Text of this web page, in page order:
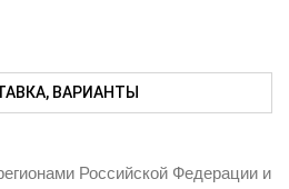
ВАРИАНТЫ
Российской Федерации и